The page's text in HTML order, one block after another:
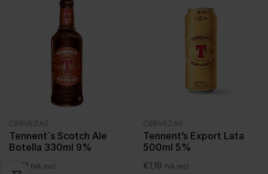
CERVEZAS
Tennent´s Scotch Ale
Botella 330ml 9%
1,21 IVA incl.
CERVEZAS
Tennent’s Export Lata
500ml 5%
€1,19 IVA incl.